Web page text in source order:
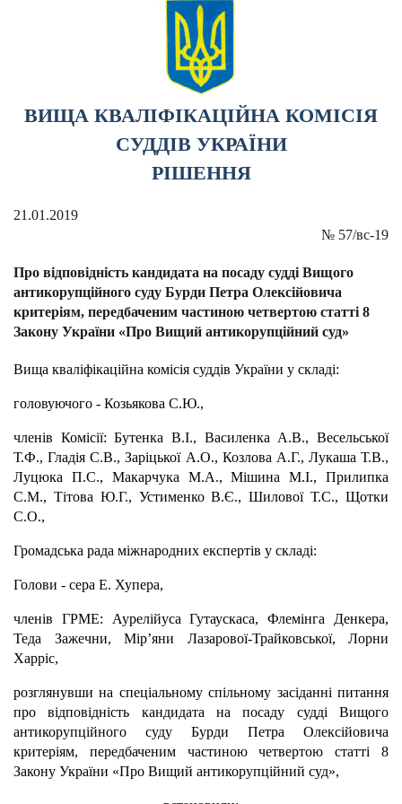
ВИЩА КВАЛІФІКАЦІЙНА КОМІСІЯ
СУДДІВ УКРАЇНИ
РІШЕННЯ
21.01.2019
№ 57/вс-19
Про відповідність кандидата на посаду судді Вищого
антикорупційного суду Бурди Петра Олексійовича
критеріям, передбаченим частиною четвертою статті 8
Закону України «Про Вищий антикорупційний суд»
Вища кваліфікаційна комісія суддів України у складі:
головуючого - Козьякова С.Ю.,
членів Комісії: Бутенка В.І., Василенка А.В., Весельської
Т.Ф., Гладія С.В., Заріцької А.О., Козлова А.Г., Лукаша Т.В.,
Луцюка П.С., Макарчука М.А., Мішина М.І., Прилипка
С.М., Тітова Ю.Г., Устименко В.Є., Шилової Т.С., Щотки
С.О.,
Громадська рада міжнародних експертів у складі:
Голови - сера Е. Хупера,
членів ГРМЕ: Аурелійуса Гутаускаса, Флемінга Денкера,
Теда Зажечни, Мір’яни Лазарової-Трайковської, Лорни
Харріс,
розглянувши на спеціальному спільному засіданні питання
про відповідність кандидата на посаду судді Вищого
антикорупційного суду Бурди Петра Олексійовича
критеріям, передбаченим частиною четвертою статті 8
Закону України «Про Вищий антикорупційний суд»,